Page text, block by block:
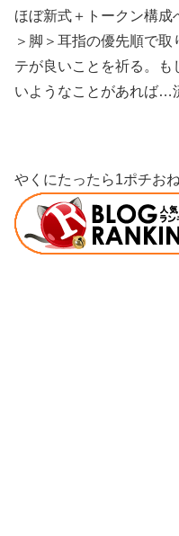
ほぼ新式＋トークン構成
＞脚＞耳指の優先順で
テが良いことを祈る。も
いようなことがあれば…
やくにたったら1ポチお